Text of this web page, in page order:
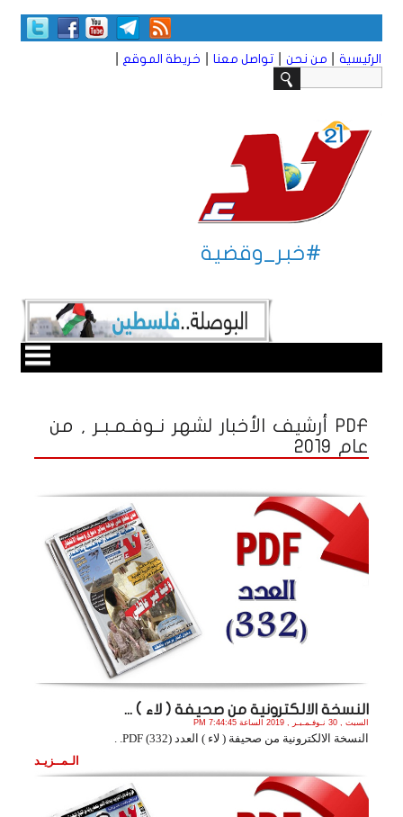
الرئيسية من نحن تواصل معنا خريطة الموقع
#خبر_وقضية
PDF أرشيف الأخبار لشهر نـوفـمـبـر , من
عام 2019
النسخة الالكترونية من صحيفة ( لاء ) ...
السبت , 30 نـوفـمـبـر , 2019 الساعة 7:44:45 PM
النسخة الالكترونية من صحيفة ( لاء ) العدد (332) PDF. .
الـمــزيـد